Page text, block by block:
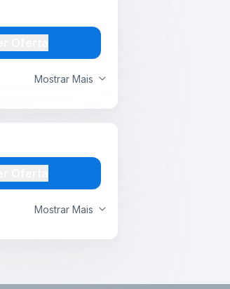
Mostrar Mais
Mostrar Mais